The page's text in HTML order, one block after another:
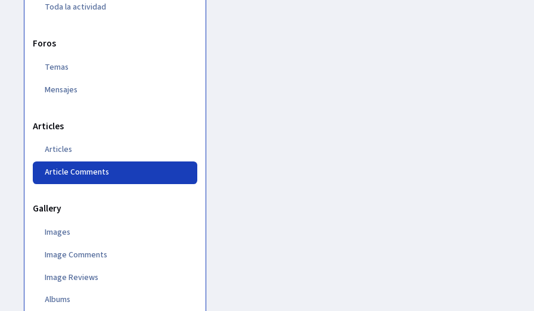
Toda la actividad
Foros
Temas
Mensajes
Articles
Articles
Article Comments
Gallery
Images
Image Comments
Image Reviews
Albums